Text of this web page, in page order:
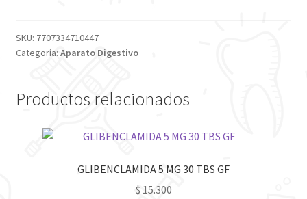
SKU: 7707334710447
Categoría: Aparato Digestivo
Productos relacionados
GLIBENCLAMIDA 5 MG 30 TBS GF
$ 15.300